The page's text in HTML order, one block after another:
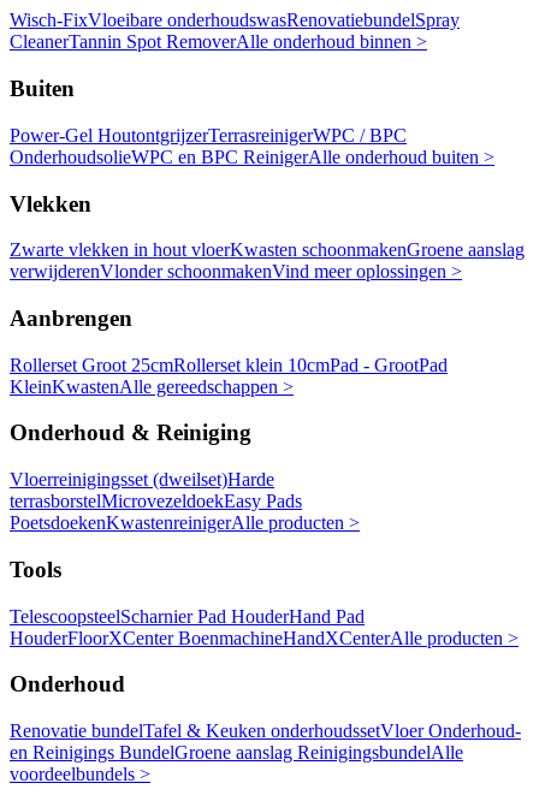
Wisch-FixVloeibare onderhoudswasRenovatiebundelSpray
CleanerTannin Spot RemoverAlle onderhoud binnen >
Buiten
Power-Gel HoutontgrijzerTerrasreinigerWPC / BPC
OnderhoudsolieWPC en BPC ReinigerAlle onderhoud buiten >
Vlekken
Zwarte vlekken in hout vloerKwasten schoonmakenGroene aanslag
verwijderenVlonder schoonmakenVind meer oplossingen >
Aanbrengen
Rollerset Groot 25cmRollerset klein 10cmPad - GrootPad
KleinKwastenAlle gereedschappen >
Onderhoud & Reiniging
Vloerreinigingsset (dweilset)Harde
terrasborstelMicrovezeldoekEasy Pads
PoetsdoekenKwastenreinigerAlle producten >
Tools
TelescoopsteelScharnier Pad HouderHand Pad
HouderFloorXCenter BoenmachineHandXCenterAlle producten >
Onderhoud
Renovatie bundelTafel & Keuken onderhoudssetVloer Onderhoud-
en Reinigings BundelGroene aanslag ReinigingsbundelAlle
voordeelbundels >